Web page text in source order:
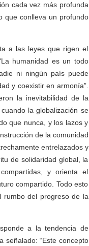
cada vez más profunda
que conlleva un profundo
a las leyes que rigen el
humanidad es un todo
ni ningún país puede
y coexistir en armonía”.
la inevitabilidad de la
la globalización se
que nunca, y los lazos y
de la comunidad
entrelazados y
de solidaridad global, la
y orienta el
compartido. Todo esto
rumbo del progreso de la
a la tendencia de
señalado: “Este concepto